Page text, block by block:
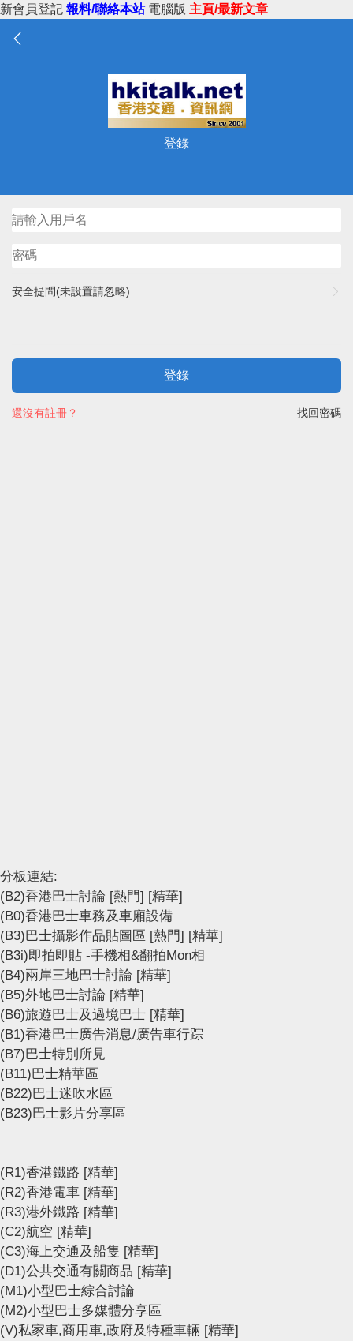
新會員登記 報料/聯絡本站 電腦版 主頁/最新文章
登錄
安全提問(未設置請忽略)
登錄
找回密碼
還沒有註冊？
分板連結:
(B2)香港巴士討論 [熱門] [精華]
(B0)香港巴士車務及車廂設備
(B3)巴士攝影作品貼圖區 [熱門] [精華]
(B3i)即拍即貼 -手機相&翻拍Mon相
(B4)兩岸三地巴士討論 [精華]
(B5)外地巴士討論 [精華]
(B6)旅遊巴士及過境巴士 [精華]
(B1)香港巴士廣告消息/廣告車行踪
(B7)巴士特別所見
(B11)巴士精華區
(B22)巴士迷吹水區
(B23)巴士影片分享區
(R1)香港鐵路 [精華]
(R2)香港電車 [精華]
(R3)港外鐵路 [精華]
(C2)航空 [精華]
(C3)海上交通及船隻 [精華]
(D1)公共交通有關商品 [精華]
(M1)小型巴士綜合討論
(M2)小型巴士多媒體分享區
(V)私家車,商用車,政府及特種車輛 [精華]